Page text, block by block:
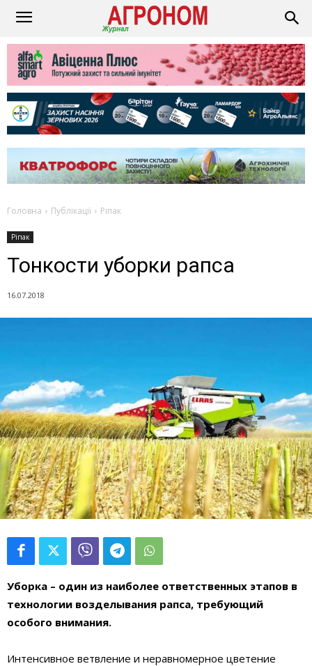
Головна Публікації Ріпак
Ріпак
Тонкости уборки рапса
16.07.2018
Уборка – один из наиболее ответственных этапов в
технологии возделывания рапса, требующий
особого внимания.
Интенсивное ветвление и неравномерное цветение